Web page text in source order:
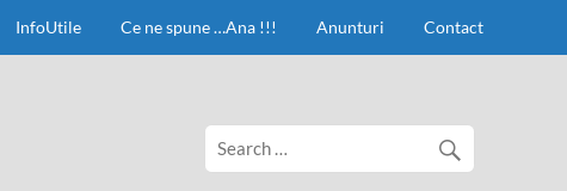
InfoUtile Ce ne spune …Ana !!! Anunturi Contact